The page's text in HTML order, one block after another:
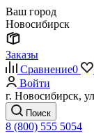
Ваш город
Новосибирск
Заказы
Сравнение0
Войти
г. Новосибирск,
Поиск
8 (800) 555 5054